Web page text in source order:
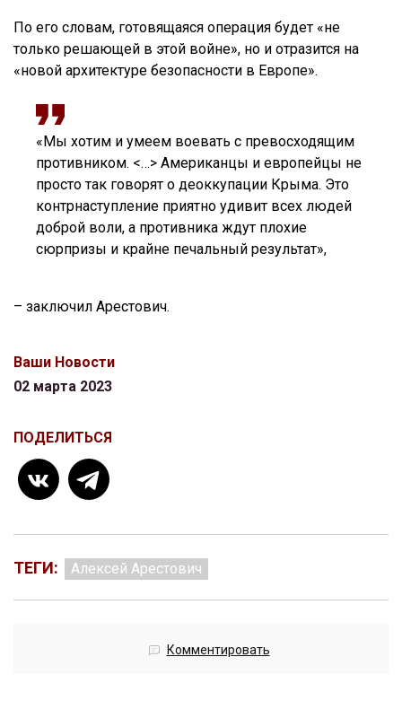
По его словам, готовящаяся операция будет «не
только решающей в этой войне», но и отразится на
«новой архитектуре безопасности в Европе».
«Мы хотим и умеем воевать с превосходящим
противником. <…> Американцы и европейцы не
просто так говорят о деоккупации Крыма. Это
контрнаступление приятно удивит всех людей
доброй воли, а противника ждут плохие
сюрпризы и крайне печальный результат»,
– заключил Арестович.
Ваши Новости
02 марта 2023
ПОДЕЛИТЬСЯ
ТЕГИ: Алексей Арестович
Комментировать